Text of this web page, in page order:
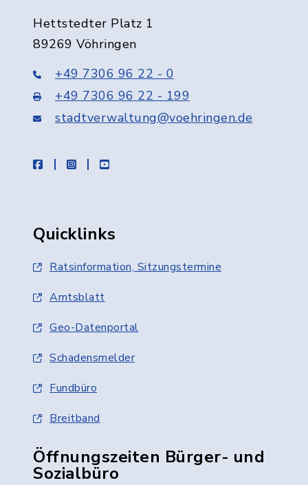
Hettstedter Platz 1
89269 Vöhringen
+49 7306 96 22 - 0
+49 7306 96 22 - 199
stadtverwaltung@voehringen.de
facebookinstagramyoutube
Quicklinks
Ratsinformation, Sitzungstermine
Amtsblatt
Geo-Datenportal
Schadensmelder
Fundbüro
Breitband
Öffnungszeiten Bürger- und
Sozialbüro